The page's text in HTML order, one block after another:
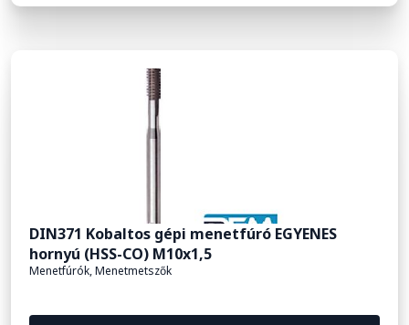
DIN371 Kobaltos gépi menetfúró EGYENES
hornyú (HSS-CO) M10x1,5
Menetfúrók, Menetmetszők